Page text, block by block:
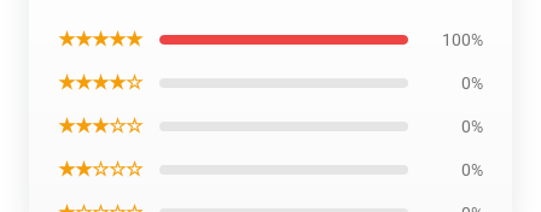
★★★★★ 100%
★★★★☆ 0%
★★★☆☆ 0%
★★☆☆☆ 0%